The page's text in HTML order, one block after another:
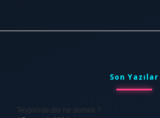
Son Yazılar
Teyplerde din ne demek ?